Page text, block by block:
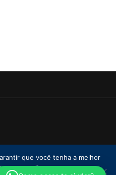
que você tenha a melhor
nosso site.